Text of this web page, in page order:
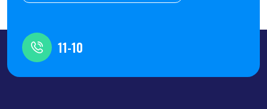
11-10